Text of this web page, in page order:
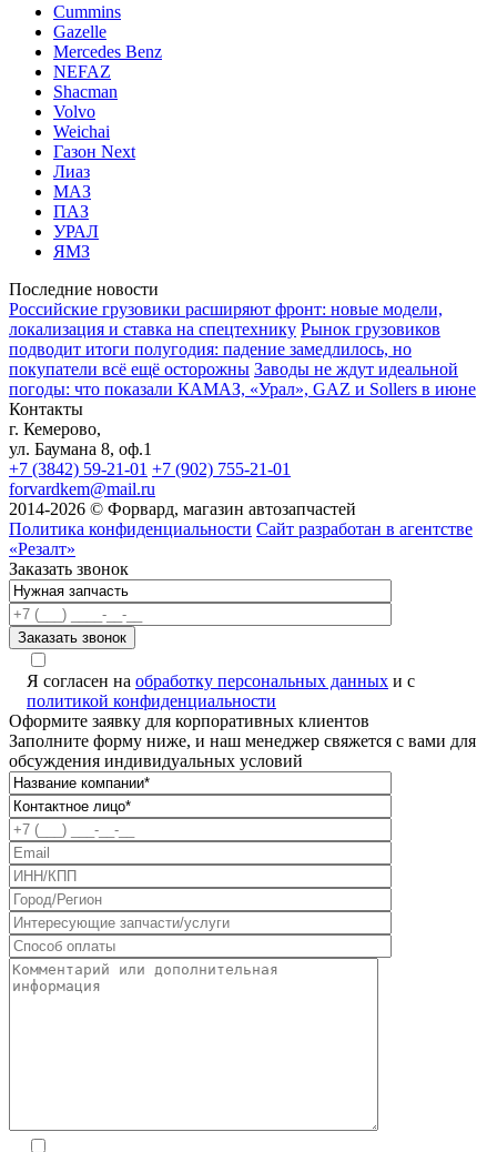
Cummins
Gazelle
Mercedes Benz
NEFAZ
Shacman
Volvo
Weichai
Газон Next
Лиаз
МАЗ
ПАЗ
УРАЛ
ЯМЗ
Последние новости
Российские грузовики расширяют фронт: новые модели,
локализация и ставка на спецтехнику Рынок грузовиков
подводит итоги полугодия: падение замедлилось, но
покупатели всё ещё осторожны Заводы не ждут идеальной
погоды: что показали КАМАЗ, «Урал», GAZ и Sollers в июне
Контакты
г. Кемерово,
ул. Баумана 8, оф.1
+7 (3842) 59-21-01 +7 (902) 755-21-01
forvardkem@mail.ru
2014-2026 © Форвард, магазин автозапчастей
Политика конфиденциальности Сайт разработан в агентстве
«Резалт»
Заказать звонок
Я согласен на обработку персональных данных и с
политикой конфиденциальности
Оформите заявку для корпоративных клиентов
Заполните форму ниже, и наш менеджер свяжется с вами для
обсуждения индивидуальных условий